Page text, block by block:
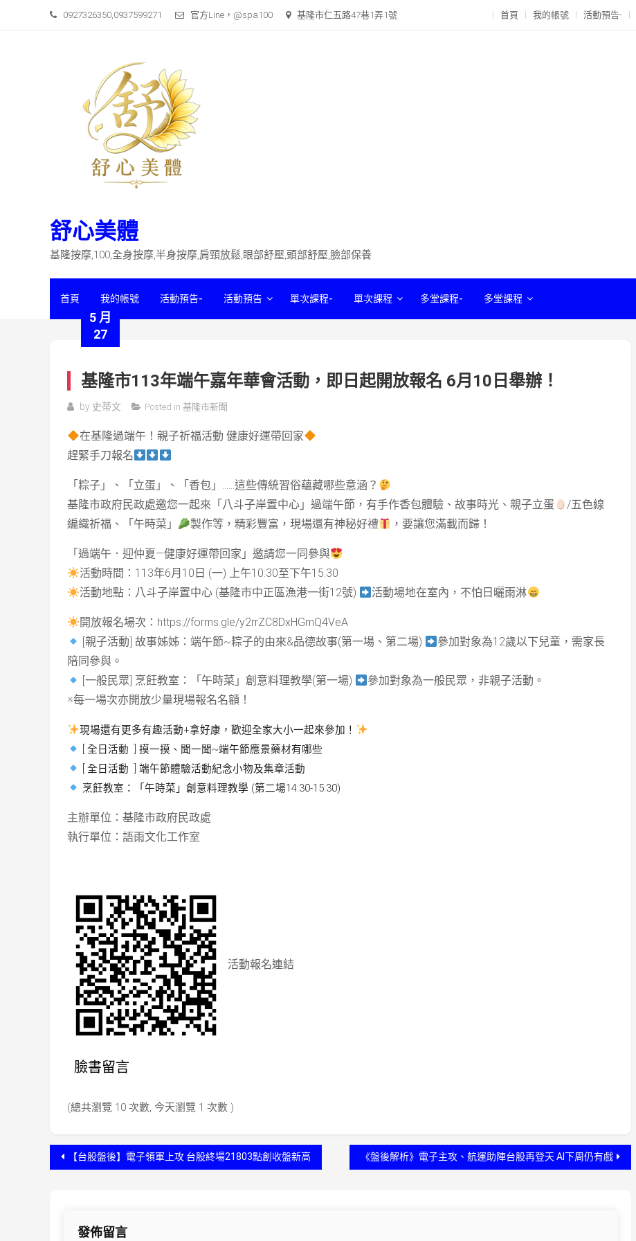
0927326350,0937599271 官方Line，@spa100 基隆市仁五路47巷1弄1號 首頁 我的帳號 活動預告-
舒心美體
基隆按摩,100,全身按摩,半身按摩,肩頸放鬆,眼部舒壓,頭部舒壓,臉部保養
首頁 我的帳號 活動預告- 活動預告 單次課程- 單次課程 多堂課程- 多堂課程
5 月
27
基隆市113年端午嘉年華會活動，即日起開放報名 6月10日舉辦！
by 史蒂文 Posted in 基隆市新聞
在基隆過端午！親子祈福活動 健康好運帶回家
趕緊手刀報名
「粽子」、「立蛋」、「香包」 ……這些傳統習俗蘊藏哪些意涵？
基隆市政府民政處邀您一起來「八斗子岸置中心」過端午節，有手作香包體驗、故事時光、親子立蛋
/五色線
編織祈福、「午時菜」
製作等，精彩豐富，現場還有神秘好禮 ，要讓您滿載而歸！
「過端午．迎仲夏—健康好運帶回家」邀請您一同參與
活動時間： 113年6月 10 日 (一) 上午10:30至下午15:30
活動地點：八斗子岸置中心 (基隆市中正區漁港一街12號) 活動場地在室內，不怕日曬雨淋
開放報名場次： https://forms.gle/y2rrZC8DxHGmQ4VeA
[親子活動]故事姊姊：端午節~粽子的由來&品德故事(第一場、第二場) 參加對象為12歲以下兒童，需家長
陪同參與。
[一般民眾] 烹飪教室：「午時菜」創意料理教學(第一場)
參加對象為一般民眾，非親子活動。
※每一場次亦開放少量現場報名名額！
現場還有更多有趣活動+拿好康，歡迎全家大小一起來參加！
[全日活動 ]摸一摸、聞一聞~端午節應景藥材有哪些
[全日活動 ]端午節體驗活動紀念小物及集章活動
烹飪教室：「午時菜」創意料理教學 (第二場14:30-15:30)
主辦單位：基隆市政府民政處
執行單位：語雨文化工作室
活動報名連結
臉書留言
(總共瀏覽 10 次數, 今天瀏覽 1 次數 )
文
【台股盤後】電子領軍上攻 台股終場21803點創收盤新高 《盤後解析》電子主攻、航運助陣台股再登天 AI下周仍有戲
發佈留言